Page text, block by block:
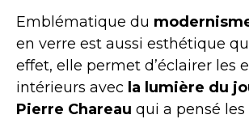
Emblématique du
en verre est aussi esthétique
effet, elle permet d’éclairer les
intérieurs avec la lumière du
Pierre Chareau qui a pensé